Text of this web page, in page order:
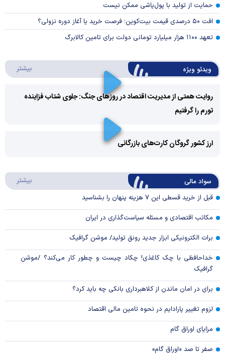
حمایت از تولید با پول‌پاشی ممکن نیست
افت ۵۰ درصدی قیمت بیت‌کوین؛ فرصت خرید یا آغاز دوره نزولی؟
تعهد ۱۱۰۰ هزار میلیارد تومانی دولت برای تامین کالابرگ
ویدئو ویژه بیشتر
Play
Video
روایت همتی از مدیریت اقتصاد در روزهای جنگ: جلوی شتاب فزاینده
تورم را گرفتیم
Video
ارز کشور گروگان کارت‌های بازرگانی
سواد مالی بیشتر
قبل از خرید قسطی این ۷ هزینه پنهان را بشناسید
مکاتب اقتصادی و مسئله سیاست‌گذاری در ایران
برات الکترونیکی ابزار جدید رونق تولید/ موشن گرافیک
خداحافظی با چک کاغذی! چکاد چیست و چطور کار می‌کند؟ /موشن
گرافیک
برای در امان ماندن از کلاهبرداری بانکی چه باید کرد؟
لزوم تغییر پارادایم در نحوه تامین مالی اقتصاد
مزایای اوراق گام
صفر تا صد «اوراق گام»